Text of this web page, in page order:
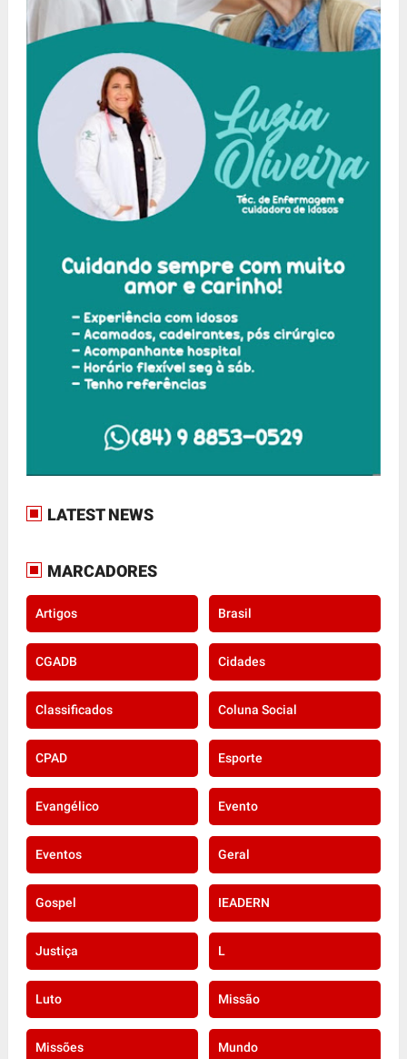
LATEST NEWS
MARCADORES
Artigos Brasil
CGADB Cidades
Classificados Coluna Social
CPAD Esporte
Evangélico Evento
Eventos Geral
Gospel IEADERN
Justiça L
Luto Missão
Missões Mundo